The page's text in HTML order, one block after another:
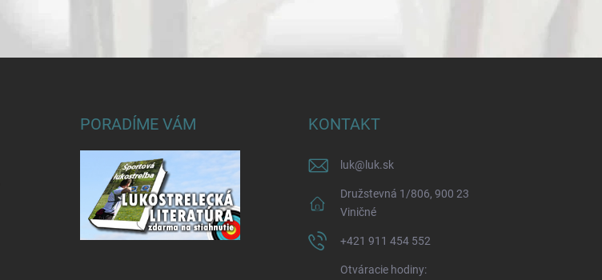
PORADÍME VÁM KONTAKT
luk@ luk.sk
Družstevná 1/806, 900 23
Viničné
+421 911 454 552
Otváracie hodiny: